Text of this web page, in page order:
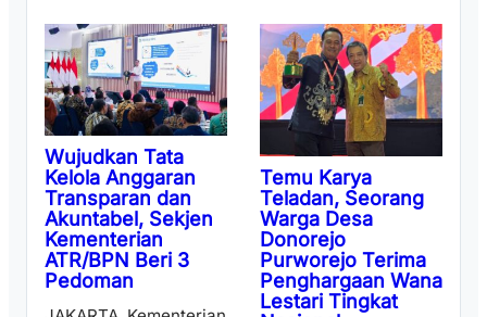
Wujudkan Tata
Kelola Anggaran
Transparan dan
Akuntabel, Sekjen
Kementerian
ATR/BPN Beri 3
Pedoman
Temu Karya
Teladan, Seorang
Warga Desa
Donorejo
Purworejo Terima
Penghargaan Wana
Lestari Tingkat